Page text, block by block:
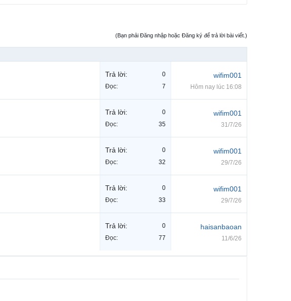
(Bạn phải Đăng nhập hoặc Đăng ký để trả lời bài viết.)
Trả lời:
0
Đọc:
7
wifim001
Hôm nay lúc 16:08
Trả lời:
0
Đọc:
35
wifim001
31/7/26
Trả lời:
0
Đọc:
32
wifim001
29/7/26
Trả lời:
0
Đọc:
33
wifim001
29/7/26
Trả lời:
0
Đọc:
77
haisanbaoan
11/6/26